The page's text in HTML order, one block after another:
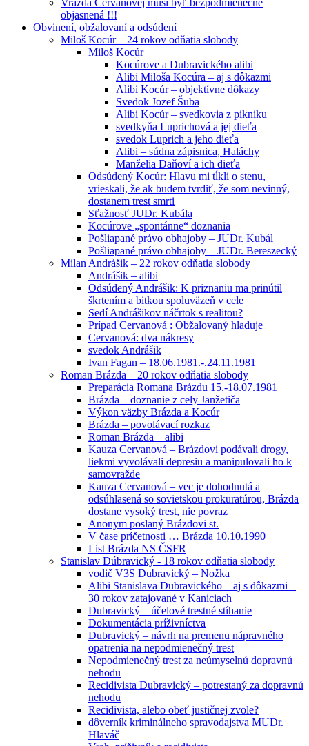
objasnená !!!
Obvinení, obžalovaní a odsúdení
Miloš Kocúr – 24 rokov odňatia slobody
Miloš Kocúr
Kocúrove a Dubravického alibi
Alibi Miloša Kocúra – aj s dôkazmi
Alibi Kocúr – objektívne dôkazy
Svedok Jozef Šuba
Alibi Kocúr – svedkovia z pikniku
svedkyňa Luprichová a jej dieťa
svedok Luprich a jeho dieťa
Alibi – súdna zápisnica, Haláchy
Manželia Daňoví a ich dieťa
Odsúdený Kocúr: Hlavu mi tĺkli o stenu,
vrieskali, že ak budem tvrdiť, že som nevinný,
dostanem trest smrti
Sťažnosť JUDr. Kubála
Kocúrove „spontánne“ doznania
Pošliapané právo obhajoby – JUDr. Kubál
Pošliapané právo obhajoby – JUDr. Bereszecký
Milan Andrášik – 22 rokov odňatia slobody
Andrášik – alibi
Odsúdený Andrášik: K priznaniu ma prinútil
škrtením a bitkou spoluväzeň v cele
Sedí Andrášikov náčrtok s realitou?
Prípad Cervanová : Obžalovaný hladuje
Cervanová: dva nákresy
svedok Andrášik
Ivan Fagan – 18.06.1981.-.24.11.1981
Roman Brázda – 20 rokov odňatia slobody
Preparácia Romana Brázdu 15.-18.07.1981
Brázda – doznanie z cely Janžetiča
Výkon väzby Brázda a Kocúr
Brázda – povolávací rozkaz
Roman Brázda – alibi
Kauza Cervanová – Brázdovi podávali drogy,
liekmi vyvolávali depresiu a manipulovali ho k
samovražde
Kauza Cervanová – vec je dohodnutá a
odsúhlasená so sovietskou prokuratúrou, Brázda
dostane vysoký trest, nie povraz
Anonym poslaný Brázdovi st.
V čase príčetnosti … Brázda 10.10.1990
List Brázda NS ČSFR
Stanislav Dúbravický - 18 rokov odňatia slobody
vodič V3S Dubravický – Nožka
Alibi Stanislava Dubravického – aj s dôkazmi –
30 rokov zatajované v Kaniciach
Dubravický – účelové trestné stíhanie
Dokumentácia príživníctva
Dubravický – návrh na premenu nápravného
opatrenia na nepodmienečný trest
Nepodmienečný trest za neúmyselnú dopravnú
nehodu
Recidivista Dubravický – potrestaný za dopravnú
nehodu
Recidivista, alebo obeť justičnej zvole?
dôverník kriminálneho spravodajstva MUDr.
Hlaváč